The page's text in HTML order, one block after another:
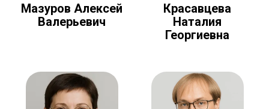
Мазуров Алексей
Валерьевич
Красавцева
Наталия
Георгиевна